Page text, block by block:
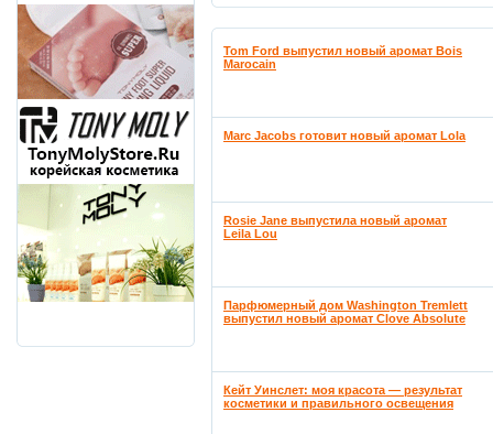
Tom Ford выпустил новый аромат Bois
Marocain
Marc Jacobs готовит новый аромат Lola
Rosie Jane выпустила новый аромат
Leila Lou
Парфюмерный дом Washington Tremlett
выпустил новый аромат Clove Absolute
Кейт Уинслет: моя красота — результат
косметики и правильного освещения